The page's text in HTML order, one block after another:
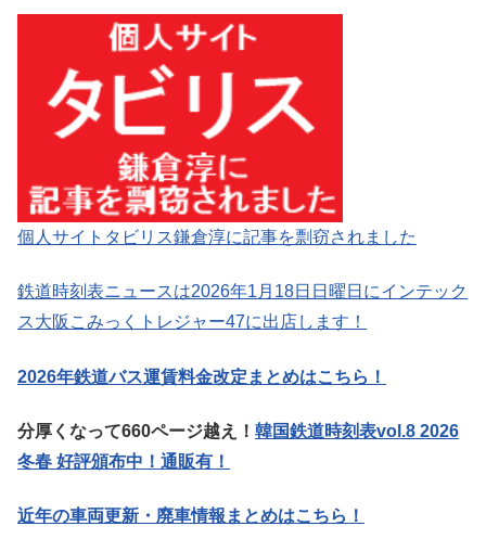
個人サイトタビリス鎌倉淳に記事を剽窃されました
鉄道時刻表ニュースは2026年1月18日日曜日にインテック
ス大阪こみっくトレジャー47に出店します！
2026年鉄道バス運賃料金改定まとめはこちら！
分厚くなって660ページ越え！ 韓国鉄道時刻表vol.8 2026
冬春 好評頒布中！通販有！
近年の車両更新・廃車情報まとめはこちら！